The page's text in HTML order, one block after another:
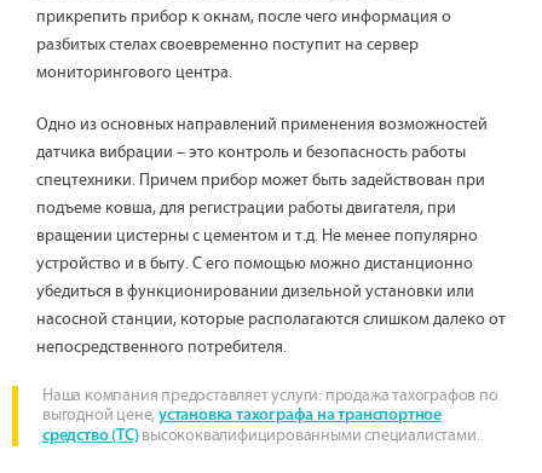
прикрепить прибор к окнам, после чего информация о
разбитых стелах своевременно поступит на сервер
мониторингового центра.
Одно из основных направлений применения возможностей
датчика вибрации – это контроль и безопасность работы
спецтехники. Причем прибор может быть задействован при
подъеме ковша, для регистрации работы двигателя, при
вращении цистерны с цементом и т.д. Не менее популярно
устройство и в быту. С его помощью можно дистанционно
убедиться в функционировании дизельной установки или
насосной станции, которые располагаются слишком далеко от
непосредственного потребителя.
Наша компания предоставляет услуги: продажа тахографов по
выгодной цене,установка тахографа на транспортное
средство (ТС)высококвалифицированными специалистами.